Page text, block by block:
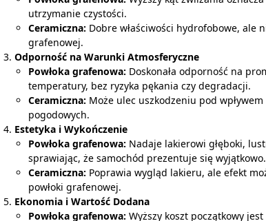
utrzymanie czystości.
Ceramiczna: Dobre właściwości hydrofobowe, ale
grafenowej.
Odporność na Warunki Atmosferyczne
Powłoka grafenowa: Doskonała odporność na
temperatury, bez ryzyka pękania czy degradacji.
Ceramiczna: Może ulec uszkodzeniu pod
pogodowych.
Estetyka i Wykończenie
Powłoka grafenowa: Nadaje lakierowi głęboki,
sprawiając, że samochód prezentuje się wyjątkowo.
Ceramiczna: Poprawia wygląd lakieru, ale efekt
powłoki grafenowej.
Ekonomia i Wartość Dodana
Powłoka grafenowa: Wyższy koszt początkowy